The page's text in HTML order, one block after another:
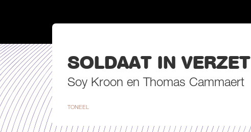
SOLDAAT IN VERZET
Soy Kroon en Thomas Cammaert
TONEEL